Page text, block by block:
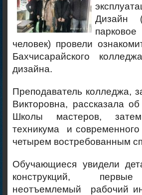
Дизайн
человек) провели
Бахчисарайского
дизайна.
Преподаватель колледжа,
Викторовна, рассказала
Школы мастеров, затем
техникума и современного
четырем востребованным
Обучающиеся увидели
конструкций, первые
неотъемлемый рабочий